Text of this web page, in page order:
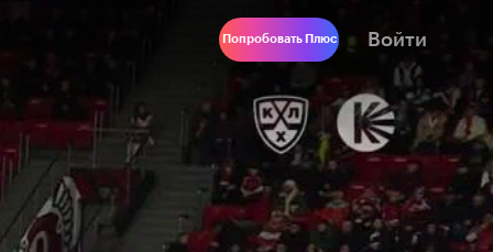
Попробовать Плюс Войти